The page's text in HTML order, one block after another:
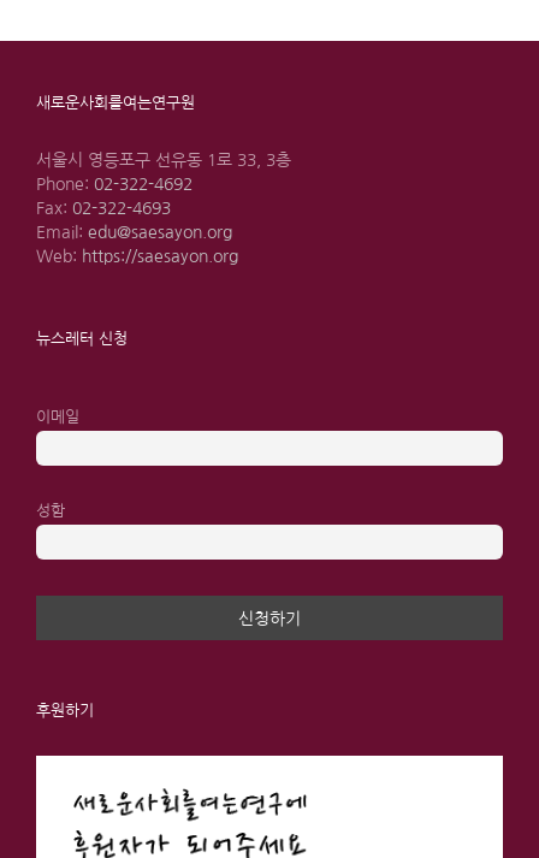
새로운사회를여는연구원
서울시 영등포구 선유동 1로 33, 3층
Phone: 02-322-4692
Fax: 02-322-4693
Email: edu@saesayon.org
Web: https://saesayon.org
뉴스레터 신청
이메일
성함
후원하기